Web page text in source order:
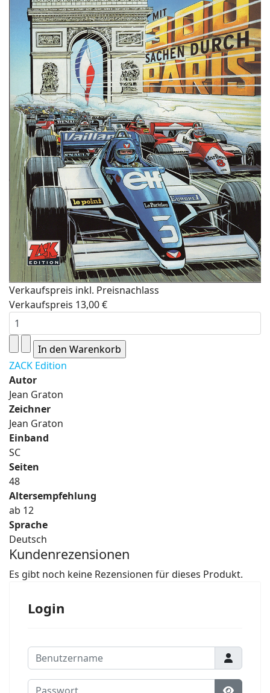
Verkaufspreis inkl. Preisnachlass
Verkaufspreis 13,00 €
ZACK Edition
Autor
Jean Graton
Zeichner
Jean Graton
Einband
SC
Seiten
48
Altersempfehlung
ab 12
Sprache
Deutsch
Kundenrezensionen
Es gibt noch keine Rezensionen für dieses Produkt.
Login
Benutzername
Passwort